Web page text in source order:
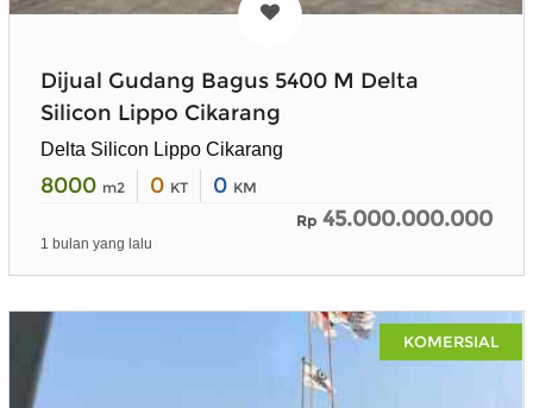
Dijual Gudang Bagus 5400 M Delta
Silicon Lippo Cikarang
Delta Silicon Lippo Cikarang
8000 m2 0 KT 0 KM
Rp 45.000.000.000
1 bulan yang lalu
KOMERSIAL